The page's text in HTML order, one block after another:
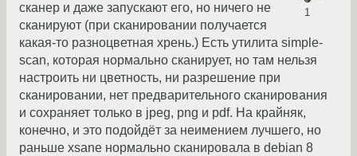
1
сканер и даже запускают его, но ничего не
сканируют (при сканировании получается
какая-то разноцветная хрень.) Есть утилита simple-
scan, которая нормально сканирует, но там нельзя
настроить ни цветность, ни разрешение при
сканировании, нет предварительного сканирования
и сохраняет только в jpeg, png и pdf. На крайняк,
конечно, и это подойдёт за неимением лучшего, но
раньше xsane нормально сканировала в debian 8